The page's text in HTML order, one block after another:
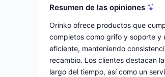
Resumen de las opiniones
Orinko ofrece productos que
completos como grifo y soporte y
eficiente, manteniendo
recambio. Los clientes destacan
largo del tiempo, así como un